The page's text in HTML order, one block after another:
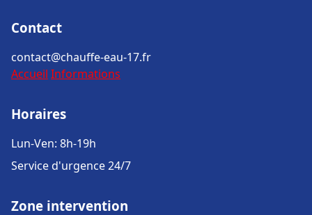
Contact
contact@chauffe-eau-17.fr
Accueil Informations
Horaires
Lun-Ven: 8h-19h
Service d'urgence 24/7
Zone intervention